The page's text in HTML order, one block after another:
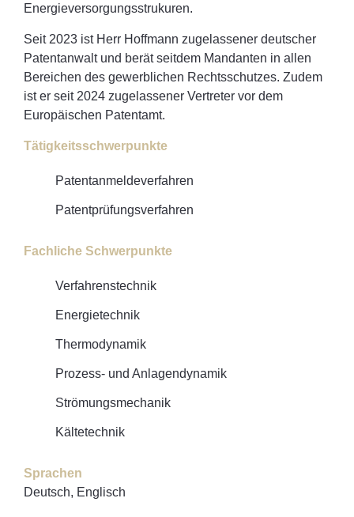
Energieversorgungsstrukuren.
Seit 2023 ist Herr Hoffmann zugelassener deutscher
Patentanwalt und berät seitdem Mandanten in allen
Bereichen des gewerblichen Rechtsschutzes. Zudem
ist er seit 2024 zugelassener Vertreter vor dem
Europäischen Patentamt.
Tätigkeitsschwerpunkte
Patentanmeldeverfahren
Patentprüfungsverfahren
Fachliche Schwerpunkte
Verfahrenstechnik
Energietechnik
Thermodynamik
Prozess- und Anlagendynamik
Strömungsmechanik
Kältetechnik
Sprachen
Deutsch, Englisch